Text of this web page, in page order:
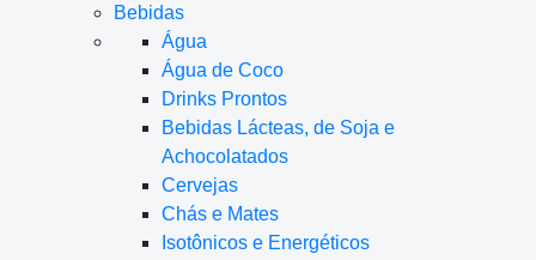
Bebidas
Água
Água de Coco
Drinks Prontos
Bebidas Lácteas, de Soja e
Achocolatados
Cervejas
Chás e Mates
Isotônicos e Energéticos